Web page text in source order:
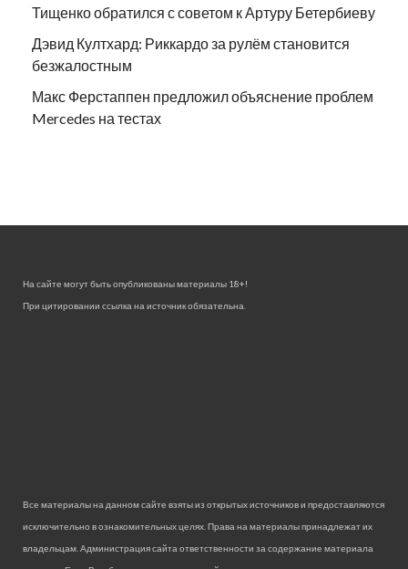
Тищенко обратился с советом к Артуру Бетербиеву
Дэвид Култхард: Риккардо за рулём становится
безжалостным
Макс Ферстаппен предложил объяснение проблем
Mercedes на тестах
На сайте могут быть опубликованы материалы 18+!
При цитировании ссылка на источник обязательна.
Все материалы на данном сайте взяты из открытых источников и предоставляются
исключительно в ознакомительных целях. Права на материалы принадлежат их
владельцам. Администрация сайта ответственности за содержание материала